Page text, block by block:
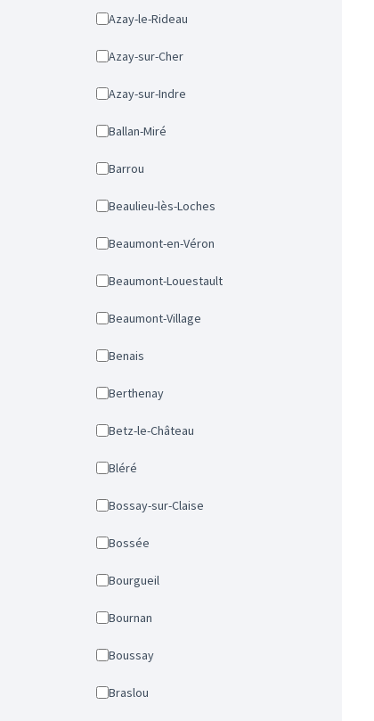
Azay-le-Rideau
Azay-sur-Cher
Azay-sur-Indre
Ballan-Miré
Barrou
Beaulieu-lès-Loches
Beaumont-en-Véron
Beaumont-Louestault
Beaumont-Village
Benais
Berthenay
Betz-le-Château
Bléré
Bossay-sur-Claise
Bossée
Bourgueil
Bournan
Boussay
Braslou